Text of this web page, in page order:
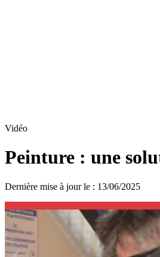
Vidéo
Peinture : une
Dernière mise à jour le : 13/06/2025